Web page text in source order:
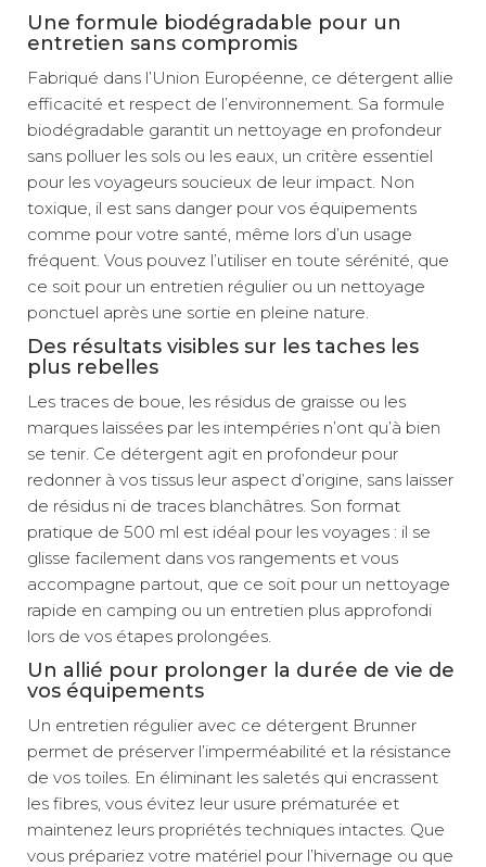
Une formule biodégradable pour un
entretien sans compromis
Fabriqué dans l’Union Européenne, ce détergent allie
efficacité et respect de l’environnement. Sa formule
biodégradable garantit un nettoyage en profondeur
sans polluer les sols ou les eaux, un critère essentiel
pour les voyageurs soucieux de leur impact. Non
toxique, il est sans danger pour vos équipements
comme pour votre santé, même lors d’un usage
fréquent. Vous pouvez l’utiliser en toute sérénité, que
ce soit pour un entretien régulier ou un nettoyage
ponctuel après une sortie en pleine nature.
Des résultats visibles sur les taches les
plus rebelles
Les traces de boue, les résidus de graisse ou les
marques laissées par les intempéries n’ont qu’à bien
se tenir. Ce détergent agit en profondeur pour
redonner à vos tissus leur aspect d’origine, sans laisser
de résidus ni de traces blanchâtres. Son format
pratique de 500 ml est idéal pour les voyages : il se
glisse facilement dans vos rangements et vous
accompagne partout, que ce soit pour un nettoyage
rapide en camping ou un entretien plus approfondi
lors de vos étapes prolongées.
Un allié pour prolonger la durée de vie de
vos équipements
Un entretien régulier avec ce détergent Brunner
permet de préserver l’imperméabilité et la résistance
de vos toiles. En éliminant les saletés qui encrassent
les fibres, vous évitez leur usure prématurée et
maintenez leurs propriétés techniques intactes. Que
vous prépariez votre matériel pour l’hivernage ou que